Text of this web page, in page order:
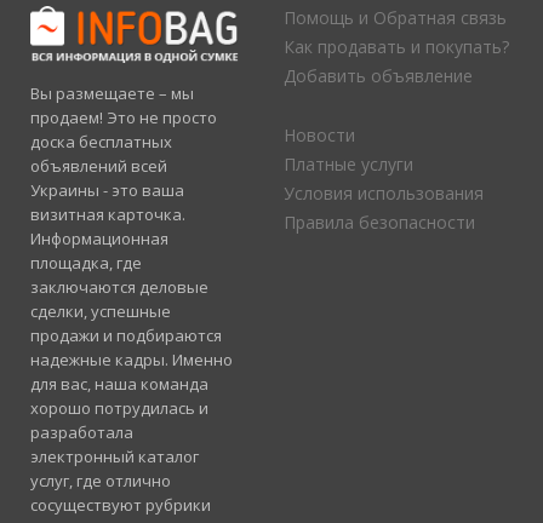
Вы размещаете – мы
продаем! Это не просто
доска бесплатных
объявлений всей
Украины - это ваша
визитная карточка.
Информационная
площадка, где
заключаются деловые
сделки, успешные
продажи и подбираются
надежные кадры. Именно
для вас, наша команда
хорошо потрудилась и
разработала
электронный каталог
услуг, где отлично
сосуществуют рубрики
Помощь и Обратная связь
Как продавать и покупать?
Добавить объявление
Новости
Платные услуги
Условия использования
Правила безопасности